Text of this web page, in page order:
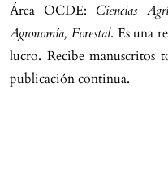
Área OCDE: Ciencias
Agronomía, Forestal. Es una
lucro. Recibe manuscritos
publicación continua.